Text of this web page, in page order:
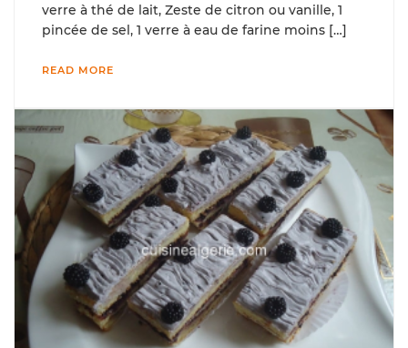
verre à thé de lait, Zeste de citron ou vanille, 1
pincée de sel, 1 verre à eau de farine moins […]
READ MORE